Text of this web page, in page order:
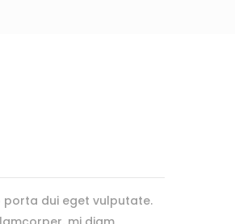
porta dui eget vulputate.